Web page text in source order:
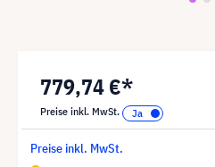
779,74 €*
Preise inkl. MwSt.
Preise inkl. MwSt.